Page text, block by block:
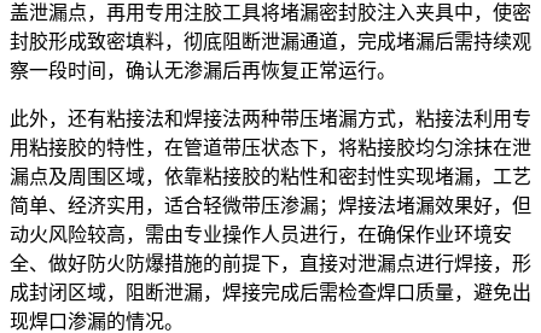
盖泄漏点，再用专用注胶工具将堵漏密封胶注入夹具中，使密
封胶形成致密填料，彻底阻断泄漏通道，完成堵漏后需持续观
察一段时间，确认无渗漏后再恢复正常运行。
此外，还有粘接法和焊接法两种带压堵漏方式，粘接法利用专
用粘接胶的特性，在管道带压状态下，将粘接胶均匀涂抹在泄
漏点及周围区域，依靠粘接胶的粘性和密封性实现堵漏，工艺
简单、经济实用，适合轻微带压渗漏；焊接法堵漏效果好，但
动火风险较高，需由专业操作人员进行，在确保作业环境安
全、做好防火防爆措施的前提下，直接对泄漏点进行焊接，形
成封闭区域，阻断泄漏，焊接完成后需检查焊口质量，避免出
现焊口渗漏的情况。